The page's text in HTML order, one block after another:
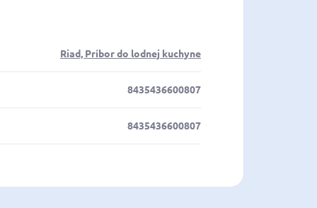
Riad, Príbor do lodnej kuchyne
8435436600807
8435436600807